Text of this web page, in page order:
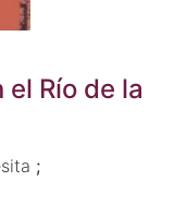
Río de la
;